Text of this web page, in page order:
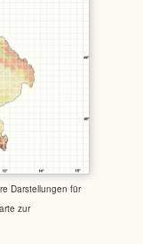
Darstellungen für
zur